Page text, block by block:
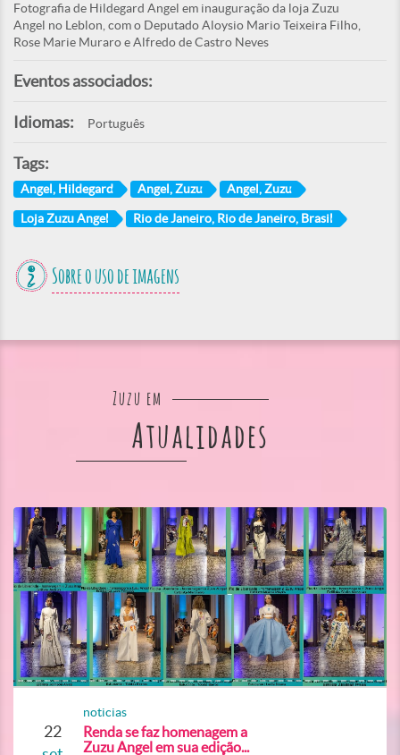
Fotografia de Hildegard Angel em inauguração da loja Zuzu
Angel no Leblon, com o Deputado Aloysio Mario Teixeira Filho,
Rose Marie Muraro e Alfredo de Castro Neves
Eventos associados:
Idiomas: Português
Tags:
Angel, Hildegard Angel, Zuzu Angel, Zuzu
Loja Zuzu Angel Rio de Janeiro, Rio de Janeiro, Brasil
Sobre o uso de imagens
Zuzu em
Atualidades
22
noticias
Renda se faz homenagem a
Zuzu Angel em sua edição...